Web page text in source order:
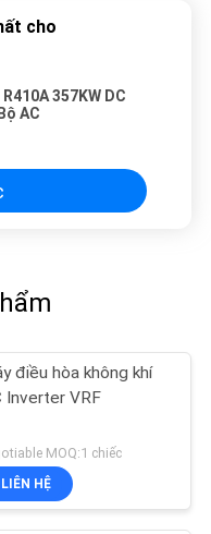
cho
357KW DC
AC
điều hòa không khí
Inverter VRF
MOQ:1 chiếc
LIÊN HỆ